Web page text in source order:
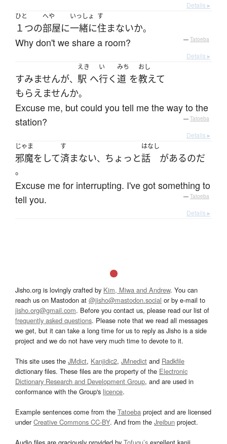
Details ▸
ひと
１つの
へや
部屋に
いっしょ
一緒に
す
住まないか。
Why don't we share a room? — Tatoeba
Details ▸
すみませんが、
えき
駅 へ
い
行く
みち
道 を
おし
教えて
もらえませんか。
Excuse me, but could you tell me the way to the
station?
— Tatoeba
Details ▸
じゃま
邪魔を して
す
済まない、 ちょっと
はなし
話 があるのだ
。
Excuse me for interrupting. I've got something to
tell you.
— Tatoeba
Details ▸
Jisho.org is lovingly crafted by Kim, Miwa and Andrew. You can
reach us on Mastodon at @jisho@mastodon.social or by e-mail to
jisho.org@gmail.com. Before you contact us, please read our list of
frequently asked questions. Please note that we read all messages
we get, but it can take a long time for us to reply as Jisho is a side
project and we do not have very much time to devote to it.
This site uses the JMdict, Kanjidic2, JMnedict and Radkfile
dictionary files. These files are the property of the Electronic
Dictionary Research and Development Group, and are used in
conformance with the Group's licence.
Example sentences come from the Tatoeba project and are licensed
underCreative Commons CC-BY. And from the Jreibun project.